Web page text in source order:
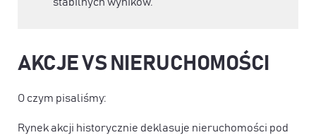
AKCJE VS NIERUCHOMOŚCI
O czym pisaliśmy:
Rynek akcji historycznie deklasuje nieruchomości pod